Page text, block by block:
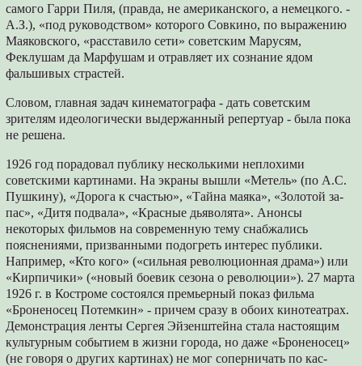
самого Гарри Пиля, (правда, не американско­го, а немецкого. -
А.З.), «под руководством» которого Совкино, по выражению
Маяковского, «расставило сети» советским Марусям,
Феклушам да Марфушам и отравляет их сознание ядом
фальшивых страстей.
Словом, главная задач кинематографа - дать советским
зрителям идеологически вы­держанный репертуар - была пока
не решена.
1926 год порадовал публику несколькими неплохими
советскими картинами. На экраны вышли «Метель» (по А.С.
Пушкину), «Доро­га к счастью», «Тайна маяка», «Золотой за­
пас», «Дитя подвала», «Красные дьяволята». Анонсы
некоторых фильмов на современную тему снабжались
пояснениями, призванными подогреть интерес публики.
Например, «Кто кого» («сильная революционная драма») или
«Кирпичики» («новый боевик сезона о револю­ции»). 27 марта
1926 г. в Костроме состоялся премьерный показ фильма
«Броненосец По­темкин» - причем сразу в обоих кинотеатрах.
Демонстрация ленты Сергея Эйзенштейна стала настоящим
культурным событием в жиз­ни города, но даже «Броненосец»
(не говоря о других картинах) не мог соперничать по кас­